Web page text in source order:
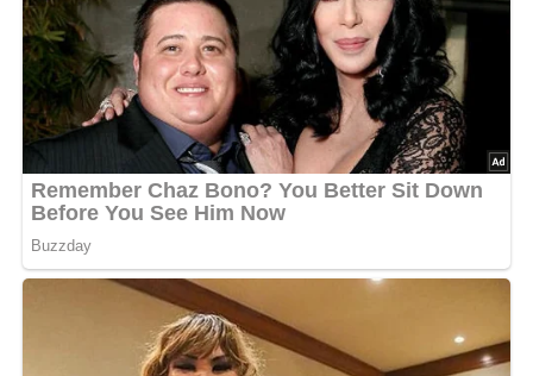
kommen außerdem hinzu: eine Messerspitze
Nelkenpulver und ein halber Teelöffel Zimtpulver.
Zuckerkuchen
Der Grundteig wird auf ein gefettetes, mittelgroßes Blech
gestrichen. 3 Eßlöffel Zucker werden mit 1 Teelöffel Zimt
gemischt und darübergestreut. Bei Mittelhitze 35 bis 45
Minuten backen.
Schokoladenkuchen
125 g Schokolade fein gerieben, desgleichen 50 g